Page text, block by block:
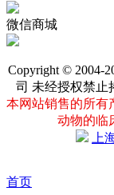
微信商城
Copyright © 2004-
司 未经授权禁止
本网站销售的所有
动物的临
上
首页